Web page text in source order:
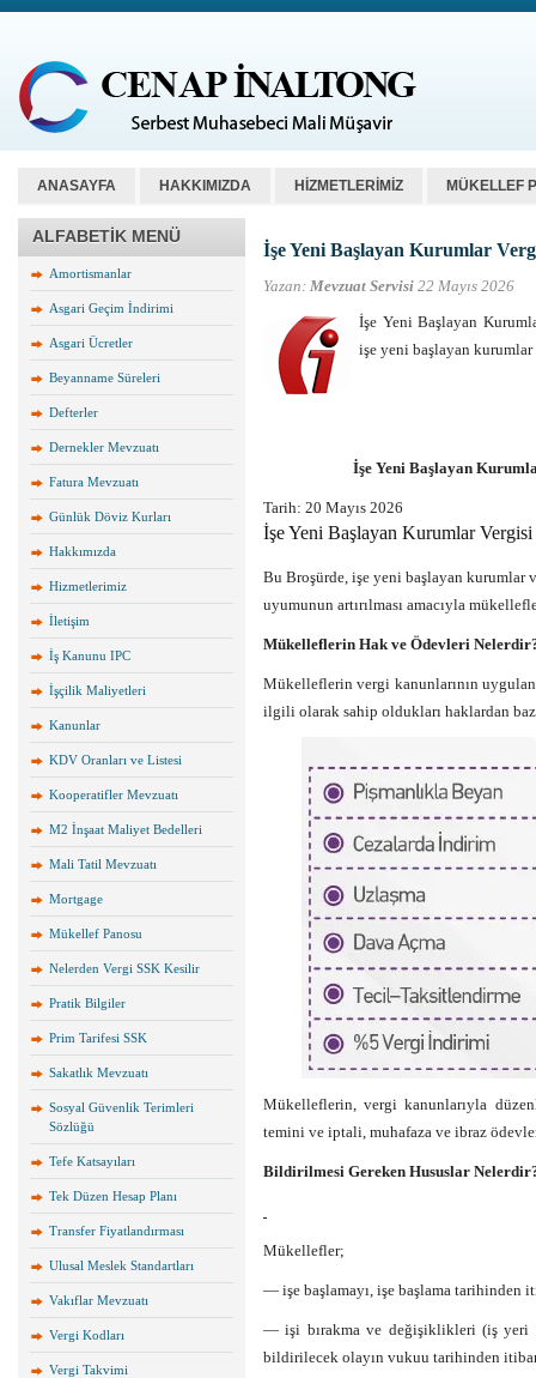
ANASAYFA HAKKIMIZDA HİZMETLERİMİZ MÜKELLEF
ALFABETİK MENÜ
Amortismanlar
Asgari Geçim İndirimi
Asgari Ücretler
Beyanname Süreleri
Defterler
Dernekler Mevzuatı
Fatura Mevzuatı
Günlük Döviz Kurları
Hakkımızda
Hizmetlerimiz
İletişim
İş Kanunu IPC
İşçilik Maliyetleri
Kanunlar
KDV Oranları ve Listesi
Kooperatifler Mevzuatı
M2 İnşaat Maliyet Bedelleri
Mali Tatil Mevzuatı
Mortgage
Mükellef Panosu
Nelerden Vergi SSK Kesilir
Pratik Bilgiler
Prim Tarifesi SSK
Sakatlık Mevzuatı
Sosyal Güvenlik Terimleri
Sözlüğü
Tefe Katsayıları
Tek Düzen Hesap Planı
Transfer Fiyatlandırması
Ulusal Meslek Standartları
Vakıflar Mevzuatı
Vergi Kodları
Vergi Takvimi
İşe Yeni Başlayan Kurumlar
Yazan: Mevzuat Servisi 22 Mayıs 2026
İşe Yeni Başlayan
işe yeni başlayan
İşe Yeni Başlayan
Tarih: 20 Mayıs 2026
İşe Yeni Başlayan Kurumlar
Bu Broşürde, işe yeni başlayan
uyumunun artırılması amacıyla
Mükelleflerin Hak ve Ödevleri
Mükelleflerin vergi kanunlarının
ilgili olarak sahip oldukları haklardan
Mükelleflerin, vergi kanunlarıyla
temini ve iptali, muhafaza ve ibraz
Bildirilmesi Gereken Hususlar
Mükellefler;
— işe başlamayı, işe başlama tarihinden
— işi bırakma ve değişiklikleri (iş yeri
bildirilecek olayın vukuu tarihinden